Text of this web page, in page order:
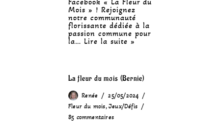
Mois » ! Rejoignez
notre communauté
florissante dédiée à la
passion commune pour
la… Lire la suite »
La fleur du mois (Bernie)
Renée
25/05/2024
Fleur du mois,Jeux/Défis
85 commentaires